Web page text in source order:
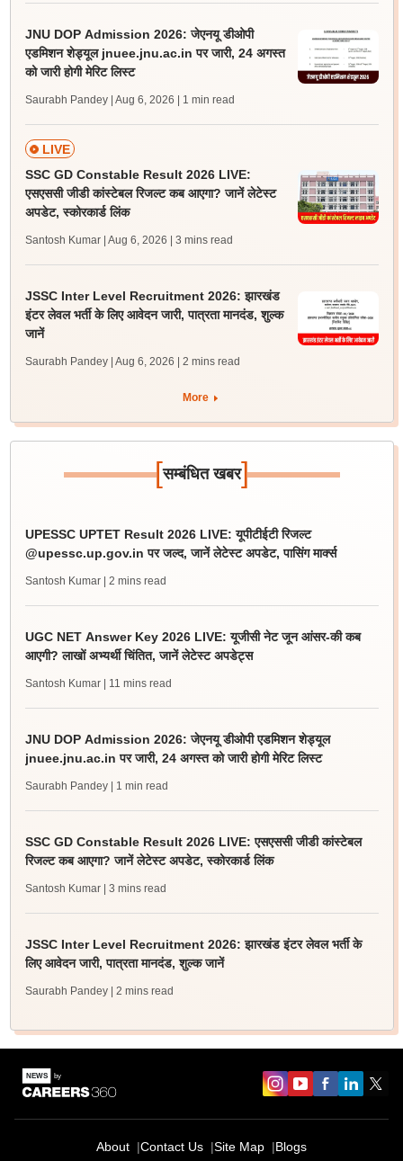
JNU DOP Admission 2026: जेएनयू डीओपी
एडमिशन शेड्यूल jnuee.jnu.ac.in पर जारी, 24 अगस्त
को जारी होगी मेरिट लिस्ट
Saurabh Pandey | Aug 6, 2026 | 1 min read
LIVE
SSC GD Constable Result 2026 LIVE:
एसएससी जीडी कांस्टेबल रिजल्ट कब आएगा? जानें लेटेस्ट
अपडेट, स्कोरकार्ड लिंक
Santosh Kumar | Aug 6, 2026 | 3 mins read
JSSC Inter Level Recruitment 2026: झारखंड
इंटर लेवल भर्ती के लिए आवेदन जारी, पात्रता मानदंड, शुल्क
जानें
Saurabh Pandey | Aug 6, 2026 | 2 mins read
More
[सम्बंधित खबर]
UPESSC UPTET Result 2026 LIVE: यूपीटीईटी रिजल्ट
@upessc.up.gov.in पर जल्द, जानें लेटेस्ट अपडेट, पासिंग मार्क्स
Santosh Kumar | 2 mins read
UGC NET Answer Key 2026 LIVE: यूजीसी नेट जून आंसर-की कब
आएगी? लाखों अभ्यर्थी चिंतित, जानें लेटेस्ट अपडेट्स
Santosh Kumar | 11 mins read
JNU DOP Admission 2026: जेएनयू डीओपी एडमिशन शेड्यूल
jnuee.jnu.ac.in पर जारी, 24 अगस्त को जारी होगी मेरिट लिस्ट
Saurabh Pandey | 1 min read
SSC GD Constable Result 2026 LIVE: एसएससी जीडी कांस्टेबल
रिजल्ट कब आएगा? जानें लेटेस्ट अपडेट, स्कोरकार्ड लिंक
Santosh Kumar | 3 mins read
JSSC Inter Level Recruitment 2026: झारखंड इंटर लेवल भर्ती के
लिए आवेदन जारी, पात्रता मानदंड, शुल्क जानें
Saurabh Pandey | 2 mins read
About Contact Us Site Map Blogs